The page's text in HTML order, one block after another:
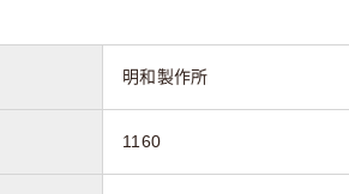
明和製作所
1160